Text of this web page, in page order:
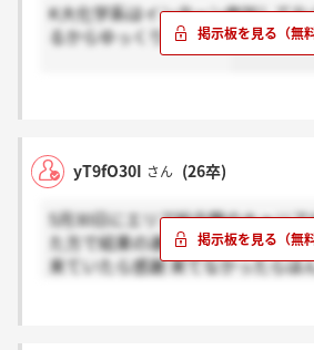
K大化学系はインターン参加して
るからゆっくり頑張って
yT9fO30I さん (26卒)
5月30日にエリア総合職のキャリ
た方で結果の連絡来た方いますか？
来ていたら感謝 来てなかったらほ